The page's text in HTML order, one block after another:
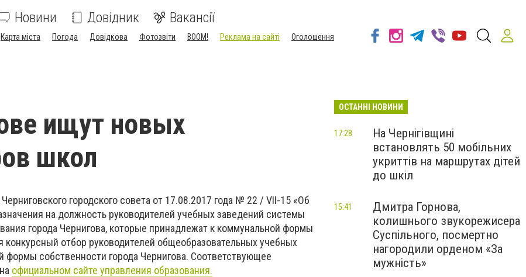
Новини Довідник Вакансії
Карта міста Погода Довідкова Фотозвіти BOOM! Реклама на сайті
Оголошення
ищут новых
школ
городского совета от 17.08.2017 года № 22 / VII-15 «Об
на должность руководителей учебных заведений системы
города Чернигова, которые принадлежат к коммунальной формы
конкурсный отбор руководителей общеобразовательных учебных
формы собственности города Чернигова. Соответствующее
официальном сайте управления образования.
ОСТАННІ НОВИНИ
На Чернігівщині
встановлять 50 мобільних
укриттів на маршрутах дітей
до шкіл
17:28
Дмитра Горнова,
колишнього звукорежисера
Суспільного, посмертно
нагородили орденом «За
мужність»
15:41